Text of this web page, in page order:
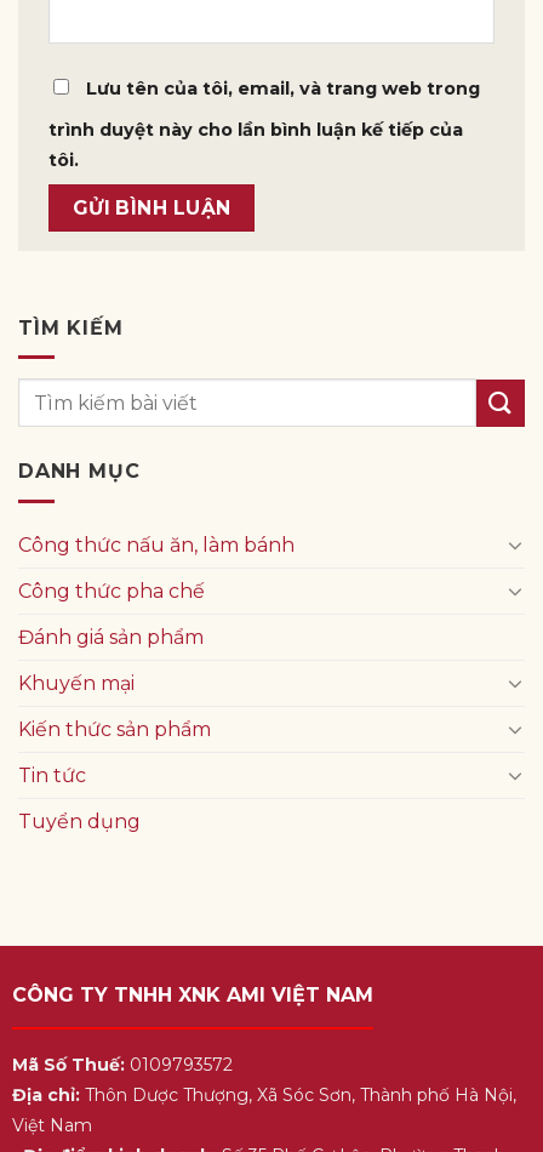
Lưu tên của tôi, email, và trang web trong
trình duyệt này cho lần bình luận kế tiếp của
tôi.
TÌM KIẾM
DANH MỤC
Công thức nấu ăn, làm bánh
Công thức pha chế
Đánh giá sản phẩm
Khuyến mại
Kiến thức sản phẩm
Tin tức
Tuyển dụng
CÔNG TY TNHH XNK AMI VIỆT NAM
Mã Số Thuế:0109793572
Địa chỉ:Thôn Dược Thượng, Xã Sóc Sơn, Thành phố Hà Nội,
Việt Nam